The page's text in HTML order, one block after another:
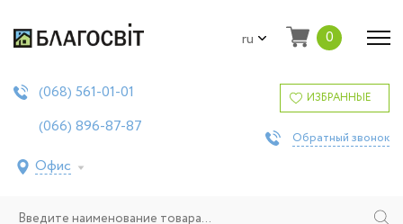
ru 0
(068) 561-01-01
(066) 896-87-87
Офис
ИЗБРАННЫЕ
Обратный звонок